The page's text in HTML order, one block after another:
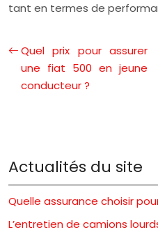
tant en termes de
Quel prix pour assurer
une fiat 500 en jeune
conducteur ?
Actualités du site
Quelle assurance choisir
L’entretien de camions